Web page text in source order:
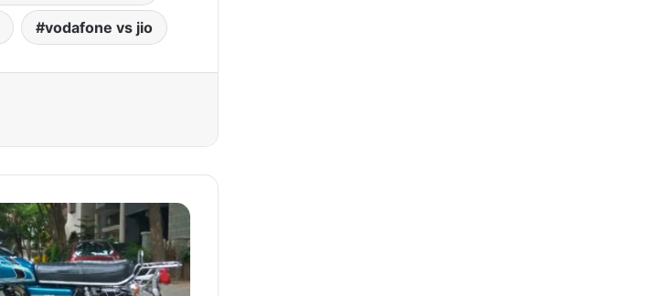
vodafone vs jio